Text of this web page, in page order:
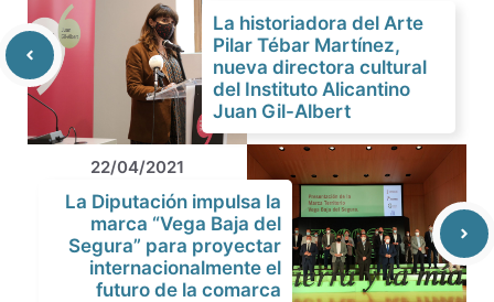
La historiadora del Arte
Pilar Tébar Martínez,
nueva directora cultural
del Instituto Alicantino
Juan Gil-Albert
22/04/2021
La Diputación impulsa la
marca “Vega Baja del
Segura” para proyectar
internacionalmente el
futuro de la comarca